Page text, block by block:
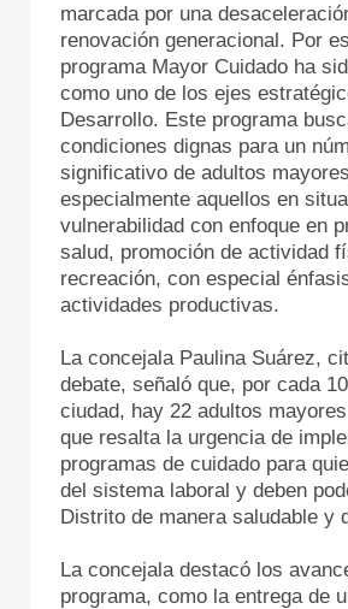
marcada por una
renovación generacional. Por
programa Mayor Cuidado ha
como uno de los ejes
Desarrollo. Este programa
condiciones dignas para un
significativo de adultos
especialmente aquellos en
vulnerabilidad con enfoque en
salud, promoción de actividad
recreación, con especial
actividades productivas.
La concejala Paulina Suárez,
debate, señaló que, por cada
ciudad, hay 22 adultos
que resalta la urgencia de
programas de cuidado para
del sistema laboral y deben
Distrito de manera saludable y
La concejala destacó los
programa, como la entrega de